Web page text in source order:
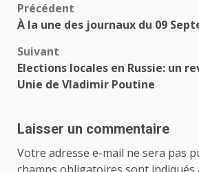
Navigation
d’article
Précédent
À la une des journaux du 09
Suivant
Elections locales en Russie: un
Unie de Vladimir Poutine
Laisser un commentaire
Votre adresse e-mail ne sera pas